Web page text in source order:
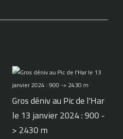
Gros déniv au Pic de l'Har
le 13 janvier 2024 : 900 -
> 2430 m